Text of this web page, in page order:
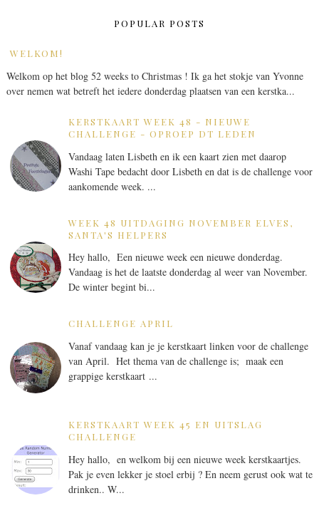
POPULAR POSTS
WELKOM!
Welkom op het blog 52 weeks to Christmas ! Ik ga het stokje van Yvonne
over nemen wat betreft het iedere donderdag plaatsen van een kerstka...
KERSTKAART WEEK 48 - NIEUWE
CHALLENGE - OPROEP DT LEDEN
Vandaag laten Lisbeth en ik een kaart zien met daarop
Washi Tape bedacht door Lisbeth en dat is de challenge voor
aankomende week. ...
WEEK 48 UITDAGING NOVEMBER ELVES,
SANTA'S HELPERS
Hey hallo, Een nieuwe week een nieuwe donderdag.
Vandaag is het de laatste donderdag al weer van November.
De winter begint bi...
CHALLENGE APRIL
Vanaf vandaag kan je je kerstkaart linken voor de challenge
van April. Het thema van de challenge is; maak een
grappige kerstkaart ...
KERSTKAART WEEK 45 EN UITSLAG
CHALLENGE
Hey hallo, en welkom bij een nieuwe week kerstkaartjes.
Pak je even lekker je stoel erbij ? En neem gerust ook wat te
drinken.. W...